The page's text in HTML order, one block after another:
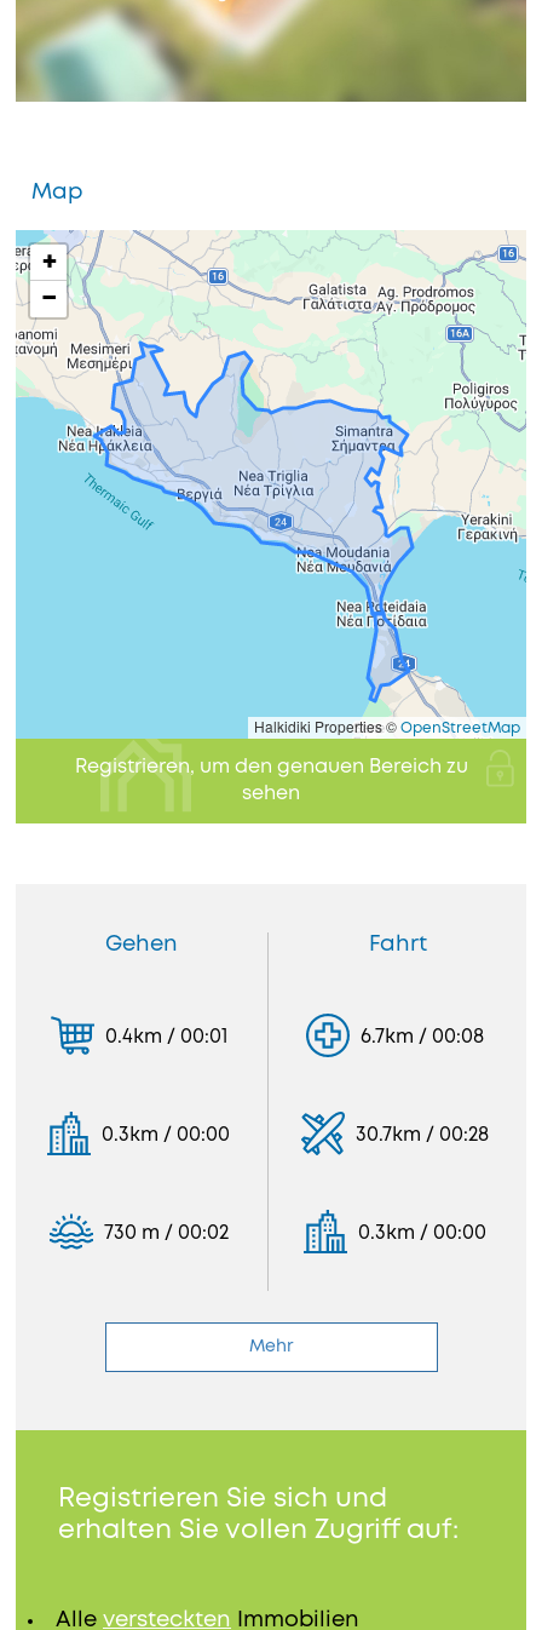
Map
+
−
Halkidiki Properties © OpenStreetMap
Registrieren, um den genauen Bereich zu
sehen
Gehen
0.4km / 00:01
0.3km / 00:00
730 m / 00:02
Fahrt
6.7km / 00:08
30.7km / 00:28
0.3km / 00:00
Mehr
Registrieren Sie sich und
erhalten Sie vollen Zugriff auf:
Alle versteckten Immobilien